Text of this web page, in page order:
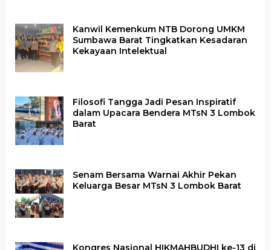
Kanwil Kemenkum NTB Dorong UMKM
Sumbawa Barat Tingkatkan Kesadaran
Kekayaan Intelektual
Filosofi Tangga Jadi Pesan Inspiratif
dalam Upacara Bendera MTsN 3 Lombok
Barat
Senam Bersama Warnai Akhir Pekan
Keluarga Besar MTsN 3 Lombok Barat
Kongres Nasional HIKMAHBUDHI ke-13 di